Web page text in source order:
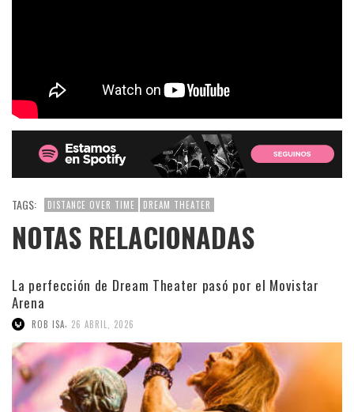
TAGS: DISTANCE OVER TIME DREAM THEATER
NOTAS RELACIONADAS
La perfección de Dream Theater pasó por el Movistar
Arena
ROB ISA 26 ABRIL, 2026